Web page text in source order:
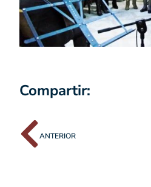
Compartir:
ANTERIOR